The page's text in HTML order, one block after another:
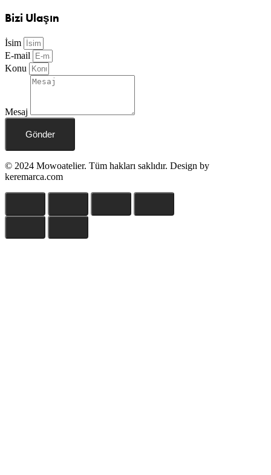
Bizi Ulaşın
İsim
E-mail
Konu
Mesaj
Gönder
© 2024 Mowoatelier. Tüm hakları saklıdır. Design by
keremarca.com